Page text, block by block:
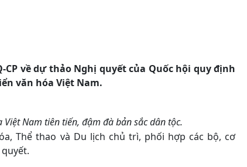
về dự thảo Nghị quyết của Quốc hội quy định
văn hóa Việt Nam.
Nam tiên tiến, đậm đà bản sắc dân tộc.
Thể thao và Du lịch chủ trì, phối hợp các bộ, cơ